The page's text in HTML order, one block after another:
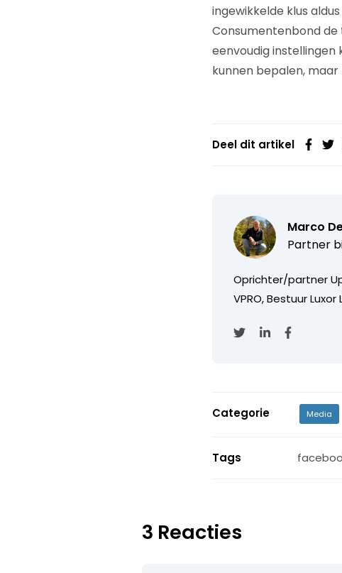
ingewikkelde klus
Consumentenbond
eenvoudig instellingen
kunnen bepalen,
Deel dit artikel
Marco
Partner
Oprichter/partner
VPRO, Bestuur
Categorie Media
Tags
3 Reacties